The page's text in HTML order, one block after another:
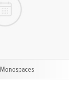
Monospaces